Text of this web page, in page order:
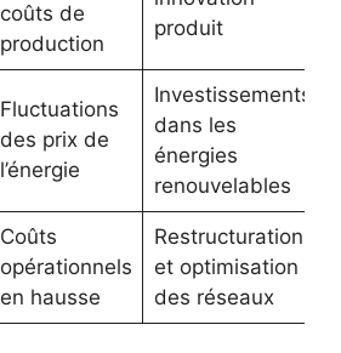
coûts de
production
produit
Fluctuations
des prix de
l’énergie
Investissements
dans les
énergies
renouvelables
Coûts
opérationnels
en hausse
Restructuration
et optimisation
des réseaux